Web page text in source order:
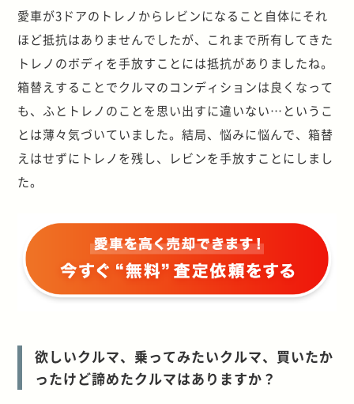
愛車が3ドアのトレノからレビンになること自体にそれ
ほど抵抗はありませんでしたが、これまで所有してきた
トレノのボディを手放すことには抵抗がありましたね。
箱替えすることでクルマのコンディションは良くなって
も、ふとトレノのことを思い出すに違いない…というこ
とは薄々気づいていました。結局、悩みに悩んで、箱替
えはせずにトレノを残し、レビンを手放すことにしまし
た。
欲しいクルマ、乗ってみたいクルマ、買いたか
ったけど諦めたクルマはありますか？